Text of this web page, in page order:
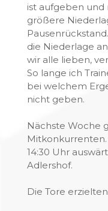
ist aufgeben und
größere
die Niederlage
wir alle lieben,
So lange ich
bei welchem
nicht geben.
Nächste Woche
14:30 Uhr
Adlershof.
Die Tore